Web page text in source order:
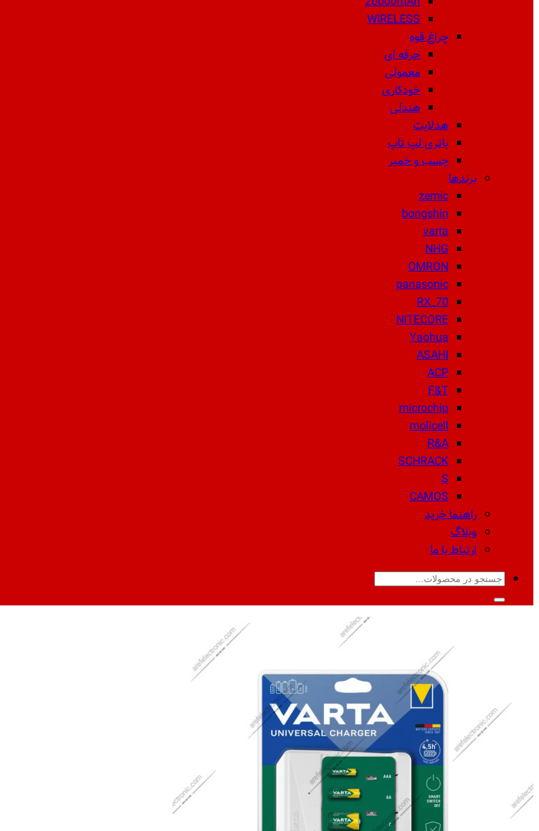
WIRELESS
چراغ قوه
حرفه ای
معمولی
خودکاری
هندلی
هدلایت
باتری لپ تاپ
چسب و خمیر
برندها
zemic
bongshin
varta
NHG
OMRON
panasonic
RX_70
NITECORE
Yaohua
ASAHI
ACP
F&T
microchip
molicell
R&A
SCHRACK
S
CAMOS
راهنما خرید
وبلاگ
ارتباط با ما
جستجو
برای: